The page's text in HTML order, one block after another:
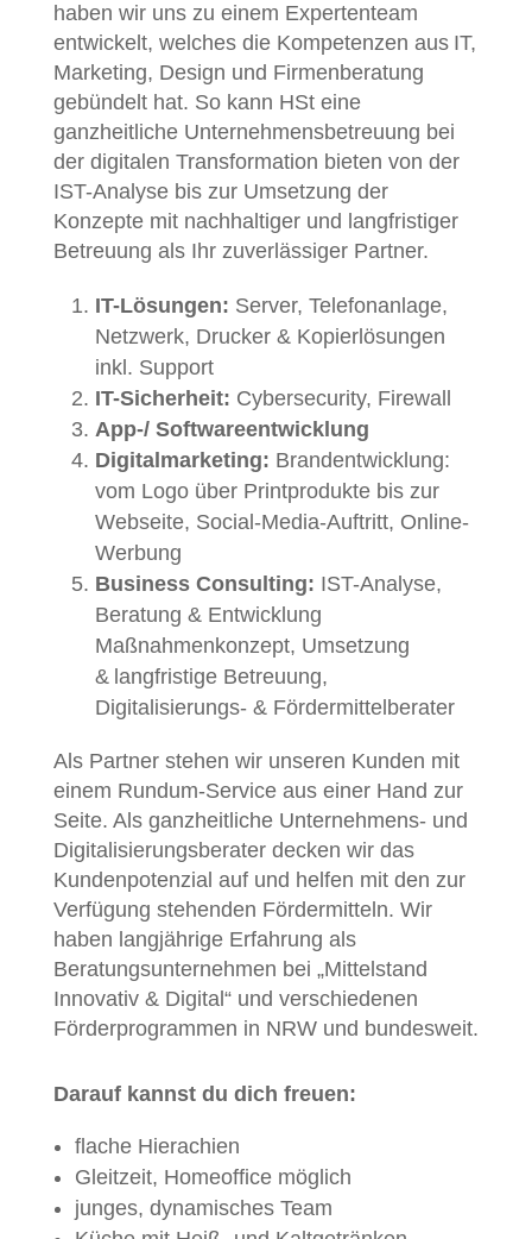
haben wir uns zu einem Expertenteam
entwickelt, welches die Kompetenzen aus IT,
Marketing, Design und Firmenberatung
gebündelt hat. So kann HSt eine
ganzheitliche Unternehmensbetreuung bei
der digitalen Transformation bieten von der
IST-Analyse bis zur Umsetzung der
Konzepte mit nachhaltiger und langfristiger
Betreuung als Ihr zuverlässiger Partner.
IT-Lösungen: Server, Telefonanlage,
Netzwerk, Drucker & Kopierlösungen
inkl. Support
IT-Sicherheit: Cybersecurity, Firewall
App-/ Softwareentwicklung
Digitalmarketing: Brandentwicklung:
vom Logo über Printprodukte bis zur
Webseite, Social-Media-Auftritt, Online-
Werbung
Business Consulting: IST-Analyse,
Beratung & Entwicklung
Maßnahmenkonzept, Umsetzung
& langfristige Betreuung,
Digitalisierungs- & Fördermittelberater
Als Partner stehen wir unseren Kunden mit
einem Rundum-Service aus einer Hand zur
Seite. Als ganzheitliche Unternehmens- und
Digitalisierungsberater decken wir das
Kundenpotenzial auf und helfen mit den zur
Verfügung stehenden Fördermitteln. Wir
haben langjährige Erfahrung als
Beratungsunternehmen bei „Mittelstand
Innovativ & Digital“ und verschiedenen
Förderprogrammen in NRW und bundesweit.
Darauf kannst du dich freuen:
flache Hierachien
Gleitzeit, Homeoffice möglich
junges, dynamisches Team